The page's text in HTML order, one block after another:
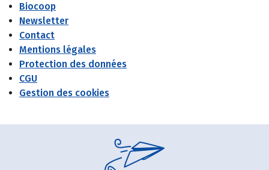
Biocoop
Newsletter
Contact
Mentions légales
Protection des données
CGU
Gestion des cookies